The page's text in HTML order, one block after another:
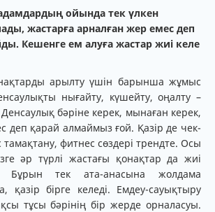
ойында тек үлкен
жастарға арналған жер емес деп
Кешенге ем алуға жастар жиі келе
арылту үшін барынша жұмыс
нығайту, күшейту, оңалту –
бәріне керек, мынаған керек,
деп қарай алмаймыз ғой. Қазір де чек-
фитнес сөздері трендте. Осы
әр түрлі жастағы қонақтар да жиі
Бұрын тек ата-анасына жолдама
қазір бірге келеді. Емдеу-сауықтыру
тұсы бәрінің бір жерде орналасуы.